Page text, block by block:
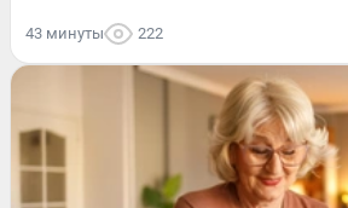
43 минуты 222